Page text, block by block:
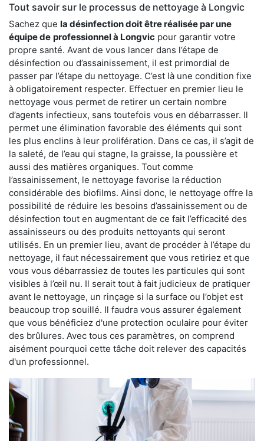
Tout savoir sur le processus de nettoyage à Longvic
Sachez que la désinfection doit être réalisée par une
équipe de professionnel à Longvic pour garantir votre
propre santé. Avant de vous lancer dans l’étape de
désinfection ou d’assainissement, il est primordial de
passer par l’étape du nettoyage. C’est là une condition fixe
à obligatoirement respecter. Effectuer en premier lieu le
nettoyage vous permet de retirer un certain nombre
d’agents infectieux, sans toutefois vous en débarrasser. Il
permet une élimination favorable des éléments qui sont
les plus enclins à leur prolifération. Dans ce cas, il s’agit de
la saleté, de l’eau qui stagne, la graisse, la poussière et
aussi des matières organiques. Tout comme
l’assainissement, le nettoyage favorise la réduction
considérable des biofilms. Ainsi donc, le nettoyage offre la
possibilité de réduire les besoins d’assainissement ou de
désinfection tout en augmentant de ce fait l’efficacité des
assainisseurs ou des produits nettoyants qui seront
utilisés. En un premier lieu, avant de procéder à l’étape du
nettoyage, il faut nécessairement que vous retiriez et que
vous vous débarrassiez de toutes les particules qui sont
visibles à l’œil nu. Il serait tout à fait judicieux de pratiquer
avant le nettoyage, un rinçage si la surface ou l’objet est
beaucoup trop souillé. Il faudra vous assurer également
que vous bénéficiez d'une protection oculaire pour éviter
des brûlures. Avec tous ces paramètres, on comprend
aisément pourquoi cette tâche doit relever des capacités
d'un professionnel.